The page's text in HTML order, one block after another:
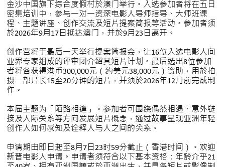
金沙中国旗下综合度假村於澳门举行。入选参加者将在五日
密集培训中，参与一对一资深电影人导师指导、大师班课
程、主题讲座、创作交流及短片提案简报等活动。参加者须
於2026年9月17日抵达澳门，并於9月23日离开。
创作营将于最后一天举行提案简报会，让16位入选电影人向
业界专家组成的评审团介绍其短片计划。最后选出8位参加
者将各获得港币300,000元（约美元38,000元）资助，用於拍
摄一部片长15至20分钟的短片，并须於2026年12月前完成制
作。
本届主题为「陌路相逢」。参加者可围绕偶然相遇、意外链
接及人际关系等方向发展短片概念，通过故事呈现亚洲年轻
创作人如何感知及诠释人与人之间的关系。
申请期由即日起至8月7日23时59分截止（香港时间）。欢迎
新晋电影人申请。申请者须符合以下基本资格：年龄介乎21